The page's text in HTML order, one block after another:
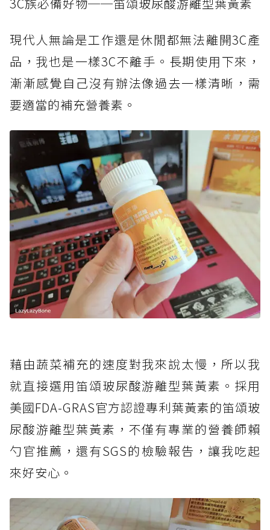
3C族必備好物──笛頌玻尿酸游離型葉黃素
現代人無論是工作還是休閒都無法離開3C產
品，我也是一樣3C不離手。長期使用下來，
漸漸感覺自己沒有辦法像過去一樣清晰，需
要適當的補充營養素。
藉由蔬菜補充的速度對我來說太慢，所以我
就直接選用笛頌玻尿酸游離型葉黃素。採用
美國FDA-GRAS官方認證專利葉黃素的笛頌玻
尿酸游離型葉黃素，不僅有專業的營養師賴
勺官推薦，還有SGS的檢驗報告，讓我吃起
來好安心。